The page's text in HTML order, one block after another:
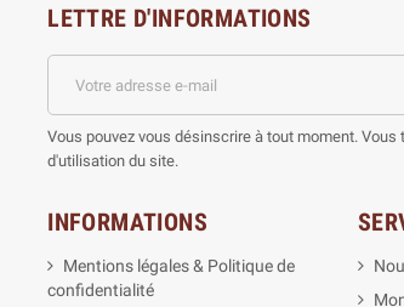
LETTRE D'INFORMATIONS
Vous pouvez vous désinscrire à tout moment.
d'utilisation du site.
INFORMATIONS
Mentions légales & Politique de
confidentialité